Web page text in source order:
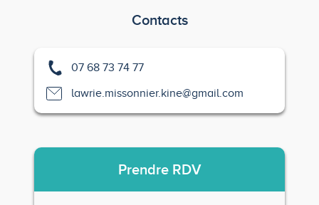
Contacts
07 68 73 74 77
lawrie.missonnier.kine@gmail.com
Prendre RDV